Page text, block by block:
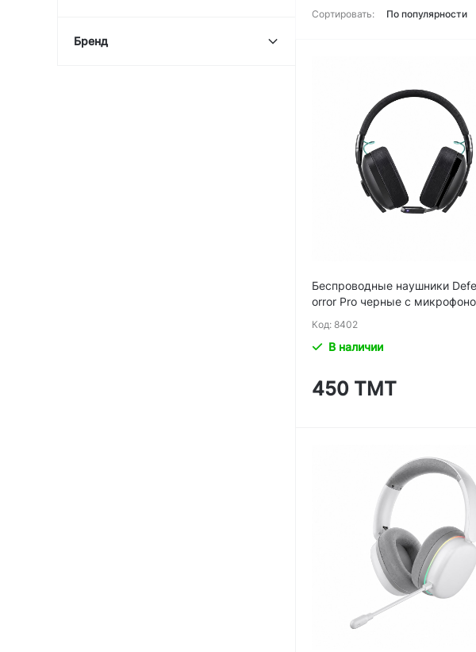
Бренд
Сортировать: По популярности
Беспроводные наушники
orror Pro черные с
Код: 8402
В наличии
450 ТМТ